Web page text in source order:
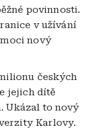
povinnosti.
v užívání
nový
českých
jejich dítě
Ukázal to nový
Karlovy.